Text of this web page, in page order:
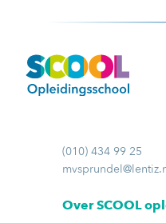
(010) 434 99 25
Over SCOOL